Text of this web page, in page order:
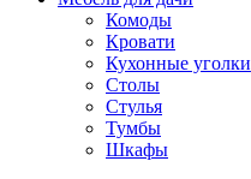
Комоды
Кровати
Кухонные уголки
Столы
Стулья
Тумбы
Шкафы